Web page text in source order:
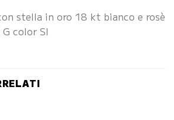
stella in oro 18 kt bianco e rosè
color SI